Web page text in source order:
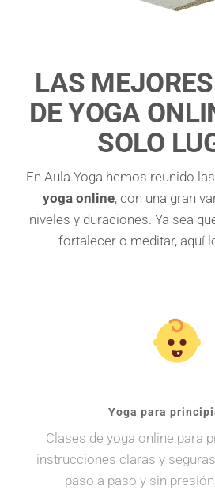
LAS
DE YOGA
SOLO
En Aula.Yoga hemos reunido las
yoga online, con una gran
niveles y duraciones. Ya sea
fortalecer o meditar, aquí
Yoga para
Clases de yoga online para
instrucciones claras y
paso a paso y sin